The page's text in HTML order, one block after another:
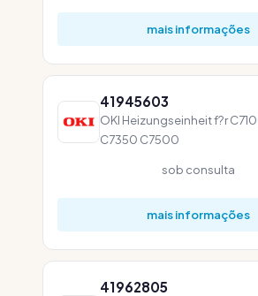
mais informações
41945603
OKI Heizungseinheit f?r
C7350 C7500
sob consulta
mais informações
41962805